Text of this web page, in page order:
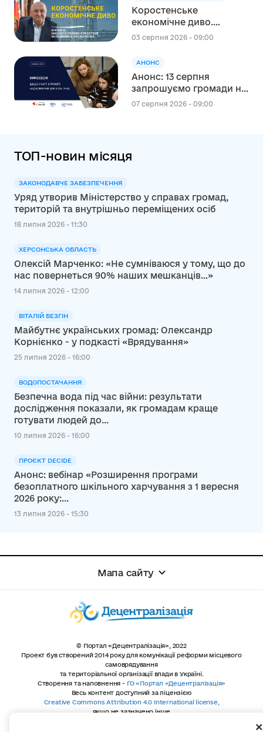
Коростенське
економічне диво.
Інтерв’ю міського голови
03 серпня 2026 - 09:00
АНОНС
Анонс: 13 серпня
запрошуємо громади на
інформаційну сесію
07 серпня 2026 - 09:00
ТОП-новин місяця
ЗАКОНОДАВЧЕ ЗАБЕЗПЕЧЕННЯ
Уряд утворив Міністерство у справах громад,
територій та внутрішньо переміщених осіб
18 липня 2026 - 11:30
ХЕРСОНСЬКА ОБЛАСТЬ
Олексій Марченко: «Не сумніваюся у тому, що до
нас повернеться 90% наших мешканців…»
14 липня 2026 - 12:00
ВІТАЛІЙ БЕЗГІН
Майбутнє українських громад: Олександр
Корнієнко - у подкасті «Врядування»
25 липня 2026 - 16:00
ВОДОПОСТАЧАННЯ
Безпечна вода під час війни: результати
дослідження показали, як громадам краще
готувати людей до...
10 липня 2026 - 16:00
ПРОЄКТ DECIDE
Анонс: вебінар «Розширення програми
безоплатного шкільного харчування з 1 вересня
2026 року:...
13 липня 2026 - 15:30
Мапа сайту
© Портал «Децентралізація», 2022
Проект був створений 2014 року для комунікації реформи місцевого
самоврядування
та територіальної організації влади в Україні.
Створення та наповнення - ГО «Портал «Децентралізація»
Весь контент доступний за ліцензією
Creative Commons Attribution 4.0 International license,
якщо не зазначено інше